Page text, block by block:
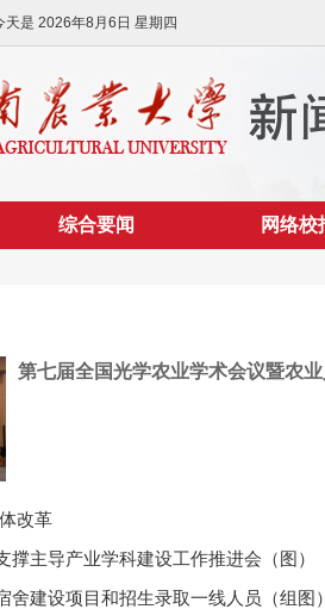
天是 2026年8月6日 星期四
综合要闻 网络校
第七届全国光学农业学术会议暨农
改革
撑主导产业学科建设工作推进会（图）
舍建设项目和招生录取一线人员（组图